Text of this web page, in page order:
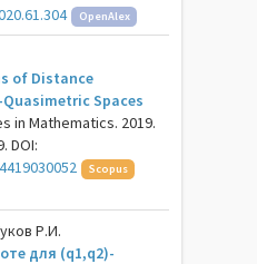
OpenAlex
of Distance
Spaces
in Mathematics. 2019.
DOI:
Scopus
Р.И.
для (q1,q2)-